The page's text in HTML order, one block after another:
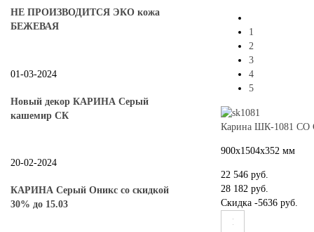
1
2
3
4
5
Карина ШК-1081 СО
900х1504х352 мм
22 546 руб.
28 182 руб.
Скидка -5636 руб.
НЕ ПРОИЗВОДИТСЯ ЭКО кожа
БЕЖЕВАЯ
01-03-2024
Новый декор КАРИНА Серый
кашемир СК
20-02-2024
КАРИНА Серый Оникс со скидкой
30% до 15.03